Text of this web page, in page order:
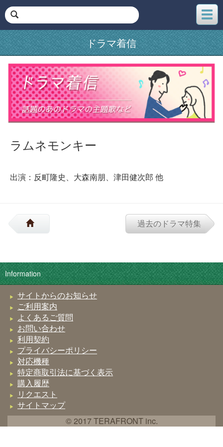
メ
ニ
ュ
ー
ドラマ着信
ラムネモンキー
出演：反町隆史、大森南朋、津田健次郎 他
過去のドラマ特集
Information
サイトからのお知らせ
ご利用案内
よくあるご質問
お問い合わせ
利用契約
プライバシーポリシー
対応機種
特定商取引法に基づく表示
購入履歴
リクエスト
サイトマップ
© 2017 TERAFRONT inc.